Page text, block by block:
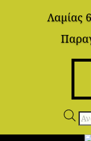
Λαμίας